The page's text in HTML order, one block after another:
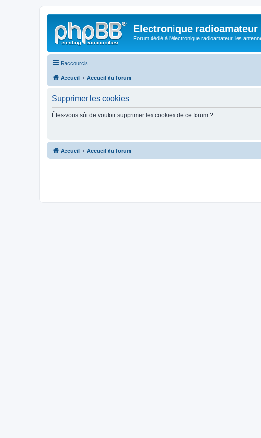
Electronique radioamateur
Forum dédié à l'électronique radioamateur, les
Raccourcis
Accueil Accueil du forum
Supprimer les cookies
Êtes-vous sûr de vouloir supprimer les cookies de ce forum ?
Accueil Accueil du forum